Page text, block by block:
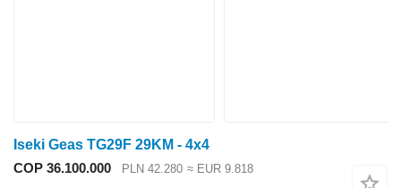
Iseki Geas TG29F 29KM - 4x4
COP 36.100.000
PLN 42.280 ≈ EUR 9.818